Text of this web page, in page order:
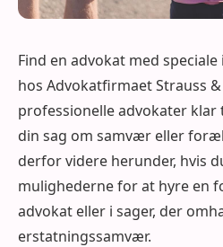
Find en advokat med
hos Advokatfirmaet Strauss
professionelle advokater
din sag om samvær eller
derfor videre herunder, hvis
mulighederne for at hyre en
advokat eller i sager, der
erstatningssamvær.